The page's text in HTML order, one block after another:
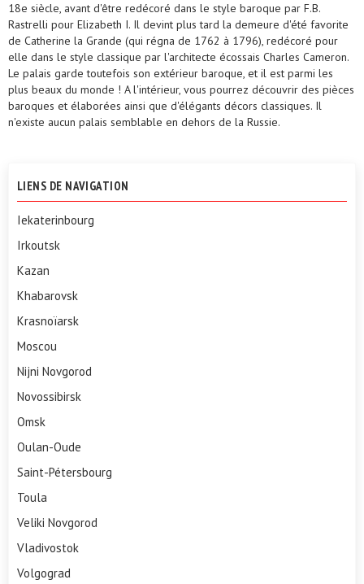
18e siècle, avant d'être redécoré dans le style baroque par F.B.
Rastrelli pour Elizabeth I. Il devint plus tard la demeure d'été favorite
de Catherine la Grande (qui régna de 1762 à 1796), redécoré pour
elle dans le style classique par l'architecte écossais Charles Cameron.
Le palais garde toutefois son extérieur baroque, et il est parmi les
plus beaux du monde ! A l'intérieur, vous pourrez découvrir des pièces
baroques et élaborées ainsi que d'élégants décors classiques. Il
n'existe aucun palais semblable en dehors de la Russie.
LIENS DE NAVIGATION
Iekaterinbourg
Irkoutsk
Kazan
Khabarovsk
Krasnoïarsk
Moscou
Nijni Novgorod
Novossibirsk
Omsk
Oulan-Oude
Saint-Pétersbourg
Toula
Veliki Novgorod
Vladivostok
Volgograd